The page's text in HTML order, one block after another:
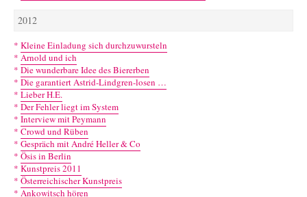
2012
* Kleine Einladung sich durchzuwursteln
* Arnold und ich
* Die wunderbare Idee des Biererben
* Die garantiert Astrid-Lindgren-losen …
* Lieber H.E.
* Der Fehler liegt im System
* Interview mit Peymann
* Crowd und Rüben
* Gespräch mit André Heller & Co
* Ösis in Berlin
* Kunstpreis 2011
* Österreichischer Kunstpreis
* Ankowitsch hören